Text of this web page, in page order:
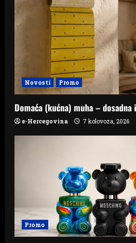
Novosti Promo
Domaća (kućna) muha – dosadna
e-Hercegovina 7 kolovoza, 2026
Promo